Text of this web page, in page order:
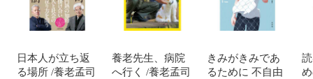
日本人が立ち返
る場所 /養老孟司
養老先生、病院
へ行く /養老孟司
きみがきみであ
るために 不自由